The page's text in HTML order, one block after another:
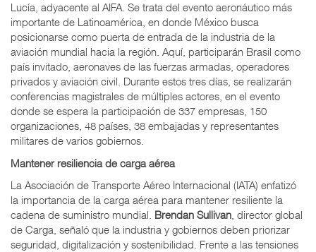
Lucía, adyacente al AIFA. Se trata del evento aeronáutico más
importante de Latinoamérica, en donde México busca
posicionarse como puerta de entrada de la industria de la
aviación mundial hacia la región. Aquí, participarán Brasil como
país invitado, aeronaves de las fuerzas armadas, operadores
privados y aviación civil. Durante estos tres días, se realizarán
conferencias magistrales de múltiples actores, en el evento
donde se espera la participación de 337 empresas, 150
organizaciones, 48 países, 38 embajadas y representantes
militares de varios gobiernos.
Mantener resiliencia de carga aérea
La Asociación de Transporte Aéreo Internacional (IATA) enfatizó
la importancia de la carga aérea para mantener resiliente la
cadena de suministro mundial. Brendan Sullivan , director global
de Carga, señaló que la industria y gobiernos deben priorizar
seguridad, digitalización y sostenibilidad. Frente a las tensiones